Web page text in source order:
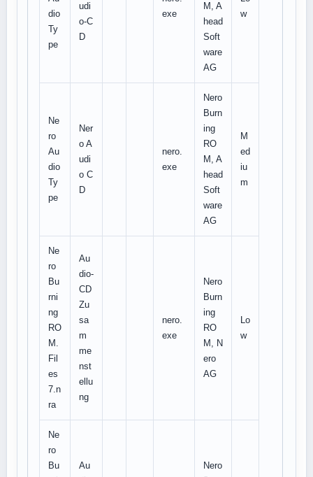
dio
Ty
pe
udi
o-C
D
exe
M, A
head
Soft
ware
AG
w
Ne
ro
Au
dio
Ty
pe
Ner
o A
udi
o C
D
nero.
exe
Nero
Burn
ing
RO
M, A
head
Soft
ware
AG
M
ed
iu
m
Ne
ro
Bu
rni
ng
RO
M.
Fil
es
7.n
ra
Au
dio-
CD
Zu
sa
m
me
nst
ellu
ng
nero.
exe
Nero
Burn
ing
RO
M, N
ero
AG
Lo
w
Ne
ro
Bu
Au
Nero